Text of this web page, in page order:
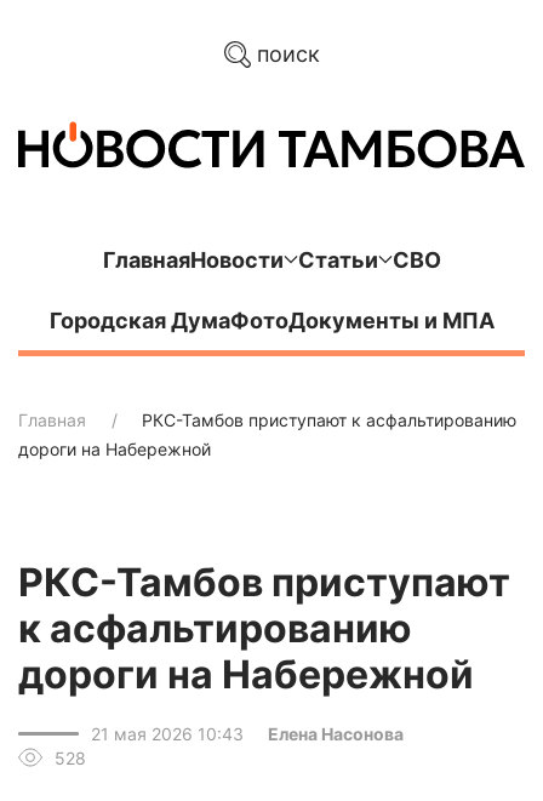
поиск
ГлавнаяНовости Статьи СВО
Городская ДумаФотоДокументы и МПА
Главная
РКС-Тамбов приступают к асфальтированию
дороги на Набережной
РКС-Тамбов приступают
к асфальтированию
дороги на Набережной
21 мая 2026 10:43
Елена Насонова
528